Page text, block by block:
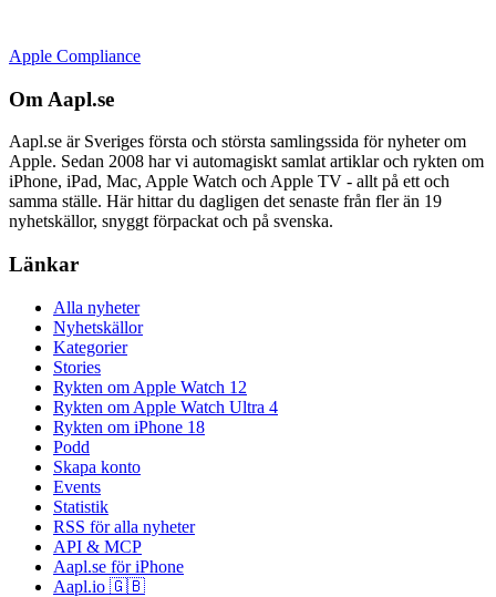
Apple Compliance
Om Aapl.se
Aapl.se är Sveriges första och största samlingssida för nyheter om
Apple. Sedan 2008 har vi automagiskt samlat artiklar och rykten om
iPhone, iPad, Mac, Apple Watch och Apple TV - allt på ett och
samma ställe. Här hittar du dagligen det senaste från fler än 19
nyhetskällor, snyggt förpackat och på svenska.
Länkar
Alla nyheter
Nyhetskällor
Kategorier
Stories
Rykten om Apple Watch 12
Rykten om Apple Watch Ultra 4
Rykten om iPhone 18
Podd
Skapa konto
Events
Statistik
RSS för alla nyheter
API & MCP
Aapl.se för iPhone
Aapl.io 🇬🇧